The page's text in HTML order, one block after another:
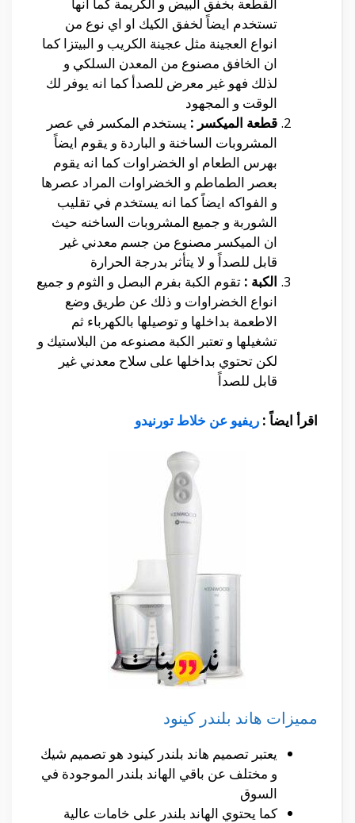
تستخدم ايضاً لخفق الكيك او اي نوع من
انواع العجينة مثل عجينة الكريب و البيتزا كما
ان الخافق مصنوع من المعدن السلكي و
لذلك فهو غير معرض للصدأ كما انه يوفر لك
الوقت و المجهود
قطعة الميكسر : يستخدم المكسر في عصر
المشروبات الساخنة و الباردة و يقوم ايضاً
بهرس الطعام او الخضراوات كما انه يقوم
بعصر الطماطم و الخضراوات المراد عصرها
و الفواكه ايضاً كما انه يستخدم في تقليب
الشوربة و جميع المشروبات الساخنه حيث
ان الميكسر مصنوع من جسم معدني غير
قابل للصداً و لا يتأثر بدرجة الحرارة
الكبة : تقوم الكبة بفرم البصل و الثوم و جميع
انواع الخضراوات و ذلك عن طريق وضع
الاطعمة بداخلها و توصيلها بالكهرباء ثم
تشغيلها و تعتبر الكبة مصنوعه من البلاستيك و
لكن تحتوي بداخلها على سلاح معدني غير
قابل للصداً
اقرأ ايضاً : ريفيو عن خلاط تورنيدو
مميزات هاند بلندر كينود
يعتبر تصميم هاند بلندر كينود هو تصميم شيك
و مختلف عن باقي الهاند بلندر الموجودة في
السوق
كما يحتوي الهاند بلندر على خامات عالية